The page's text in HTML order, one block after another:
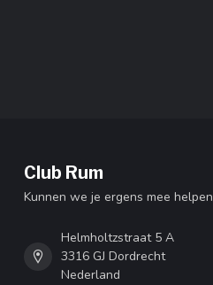
Club Rum
Kunnen we je ergens mee helpen
Helmholtzstraat 5 A
3316 GJ Dordrecht
Nederland